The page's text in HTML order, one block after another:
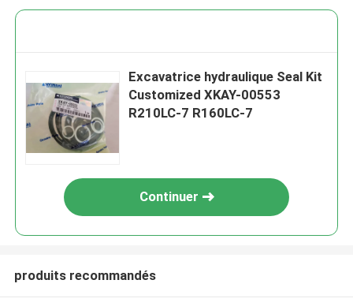
Excavatrice hydraulique Seal Kit
Customized XKAY-00553
R210LC-7 R160LC-7
Continuer
produits recommandés